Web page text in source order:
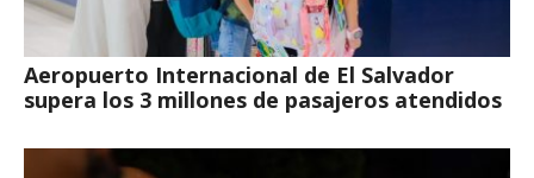
Aeropuerto Internacional de El Salvador
supera los 3 millones de pasajeros atendidos